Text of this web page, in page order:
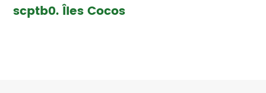
scptb0. Îles Cocos